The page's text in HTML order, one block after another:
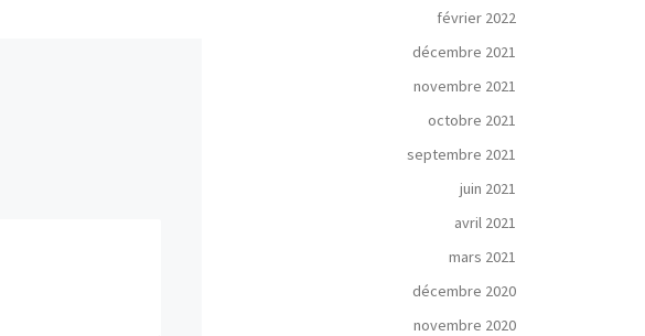
février 2022
décembre 2021
novembre 2021
octobre 2021
septembre 2021
juin 2021
avril 2021
mars 2021
décembre 2020
novembre 2020